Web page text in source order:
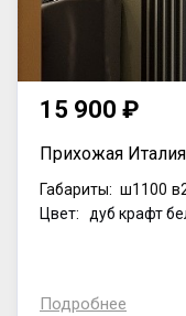
15 900 ₽
Прихожая Италия
Габариты: ш1100
Цвет: дуб крафт
Подробнее